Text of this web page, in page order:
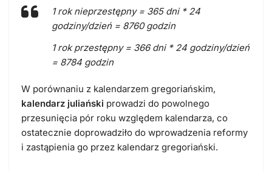
1 rok nieprzestępny = 365 dni * 24
godziny/dzień = 8760 godzin
1 rok przestępny = 366 dni * 24 godziny/dzień
= 8784 godzin
W porównaniu z kalendarzem gregoriańskim,
kalendarz juliański prowadzi do powolnego
przesunięcia pór roku względem kalendarza, co
ostatecznie doprowadziło do wprowadzenia reformy
i zastąpienia go przez kalendarz gregoriański.